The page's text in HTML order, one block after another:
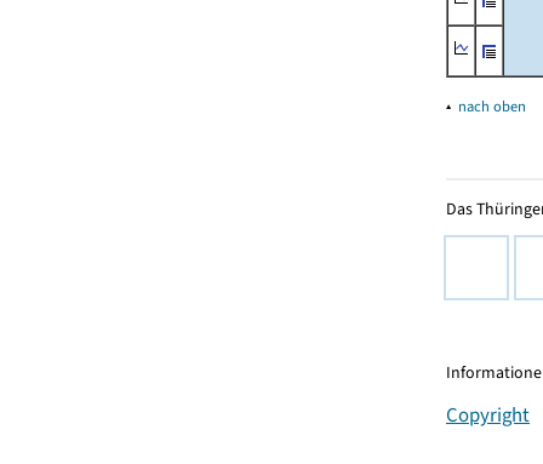
▴ nach oben
Das
Copyright